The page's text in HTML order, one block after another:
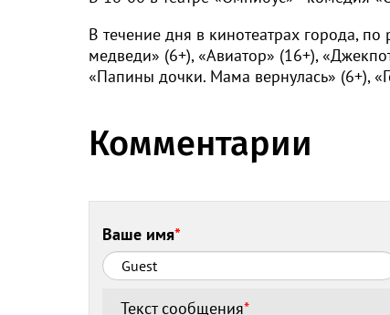
В течение дня в кинотеатрах города,
медведи» (6+), «Авиатор» (16+),
«Папины дочки. Мама вернулась» (6+),
Комментарии
Ваше имя*
Текст сообщения*